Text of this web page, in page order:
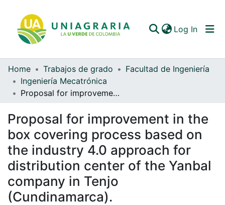
Log In
Communities & Collections
All of DSpace
Statistics
Home Trabajos de grado
Facultad de Ingeniería
Ingeniería Mecatrónica
Proposal for improvement in the box covering process based on the industry 4.0 approach for distribution center of the Yanbal company in Tenjo (Cundinamarca).
Proposal for improvement in the
box covering process based on
the industry 4.0 approach for
distribution center of the Yanbal
company in Tenjo
(Cundinamarca).